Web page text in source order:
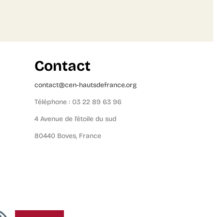
Contact
contact@cen-hautsdefrance.org
Téléphone : 03 22 89 63 96
4 Avenue de l’étoile du sud
80440 Boves, France